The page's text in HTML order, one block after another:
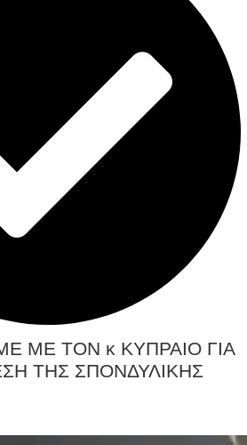
ΜΕ ΤΟΝ κ ΚΥΠΡΑΙΟ ΓΙΑ
ΤΗΣ ΣΠΟΝΔΥΛΙΚΗΣ